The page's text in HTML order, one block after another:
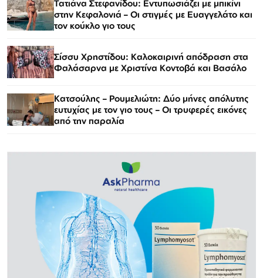
Τατιάνα Στεφανίδου: Εντυπωσιάζει με μπικίνι
στην Κεφαλονιά – Οι στιγμές με Ευαγγελάτο και
τον κούκλο γιο τους
Σίσσυ Χρηστίδου: Καλοκαιρινή απόδραση στα
Φαλάσαρνα με Χριστίνα Κοντοβά και Βασάλο
Κατσούλης – Ρουμελιώτη: Δύο μήνες απόλυτης
ευτυχίας με τον γιο τους – Οι τρυφερές εικόνες
από την παραλία